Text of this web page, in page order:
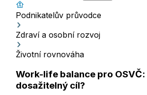
Podnikatelův průvodce
Zdraví a osobní rozvoj
Životní rovnováha
Work-life balance pro
dosažitelný cíl?